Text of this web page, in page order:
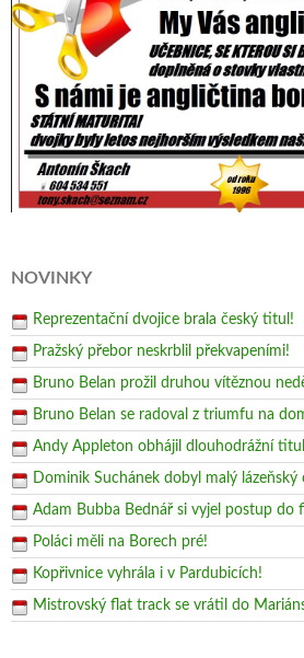
NOVINKY
Reprezentační dvojice brala český titul!
Pražský přebor neskrblil překvapeními!
Bruno Belan prožil druhou vítěznou
Bruno Belan se radoval z triumfu na
Andy Appleton obhájil dlouhodrážní
Dominik Suchánek dobyl malý lázeňský
Adam Bubba Bednář si vyjel postup do
Poláci měli na Borech pré!
Kopřivnice vyhrála i v Pardubicích!
Mistrovský flat track se vrátil do